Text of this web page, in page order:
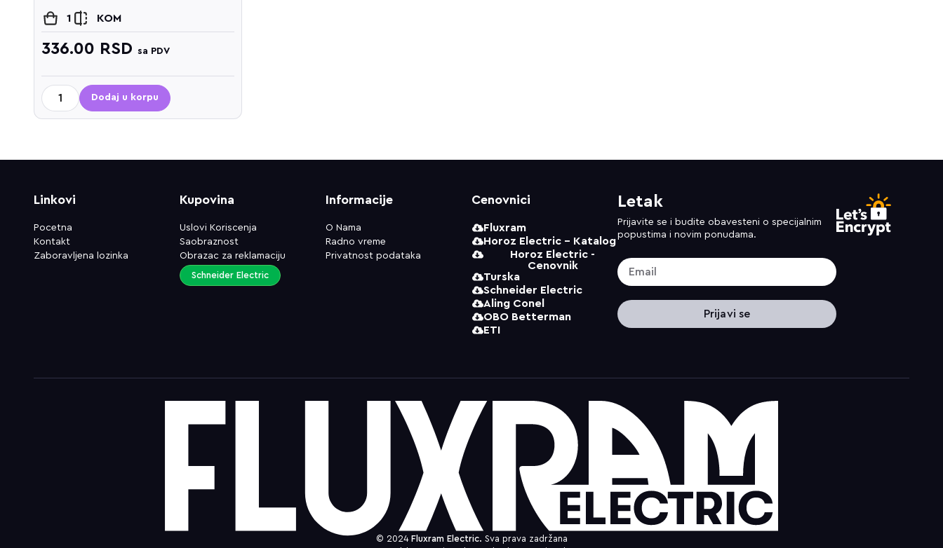
1 KOM
336.00 RSD sa PDV
Dodaj u korpu
Linkovi
Pocetna
Kontakt
Zaboravljena lozinka
Kupovina
Uslovi Koriscenja
Saobraznost
Obrazac za reklamaciju
Schneider Electric
Informacije
O Nama
Radno vreme
Privatnost podataka
Cenovnici
Fluxram
Horoz Electric - Katalog
Horoz Electric -
Cenovnik
Turska
Schneider Electric
Aling Conel
OBO Betterman
ETI
Letak
Prijavite se i budite obavesteni o specijalnim
popustima i novim ponudama.
Prijavi se
© 2024 Fluxram Electric. Sva prava zadržana